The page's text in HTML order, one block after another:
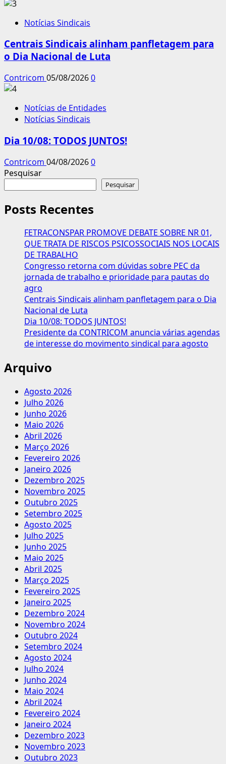
Notícias Sindicais
Centrais Sindicais alinham panfletagem para
o Dia Nacional de Luta
Contricom 05/08/20260
Notícias de Entidades
Notícias Sindicais
Dia 10/08: TODOS JUNTOS!
Contricom 04/08/20260
Pesquisar
Pesquisar
Posts Recentes
FETRACONSPAR PROMOVE DEBATE SOBRE NR 01,
QUE TRATA DE RISCOS PSICOSSOCIAIS NOS LOCAIS
DE TRABALHO
Congresso retorna com dúvidas sobre PEC da
jornada de trabalho e prioridade para pautas do
agro
Centrais Sindicais alinham panfletagem para o Dia
Nacional de Luta
Dia 10/08: TODOS JUNTOS!
Presidente da CONTRICOM anuncia várias agendas
de interesse do movimento sindical para agosto
Arquivo
Agosto 2026
Julho 2026
Junho 2026
Maio 2026
Abril 2026
Março 2026
Fevereiro 2026
Janeiro 2026
Dezembro 2025
Novembro 2025
Outubro 2025
Setembro 2025
Agosto 2025
Julho 2025
Junho 2025
Maio 2025
Abril 2025
Março 2025
Fevereiro 2025
Janeiro 2025
Dezembro 2024
Novembro 2024
Outubro 2024
Setembro 2024
Agosto 2024
Julho 2024
Junho 2024
Maio 2024
Abril 2024
Fevereiro 2024
Janeiro 2024
Dezembro 2023
Novembro 2023
Outubro 2023